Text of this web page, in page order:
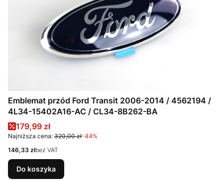
Emblemat przód Ford Transit 2006-2014 / 4562194 /
4L34-15402A16-AC / CL34-8B262-BA
Cena promocyjna
179,99 zł
Najniższa cena: 320,00 zł-44%
Cena
146,33 złbez VAT
Do koszyka